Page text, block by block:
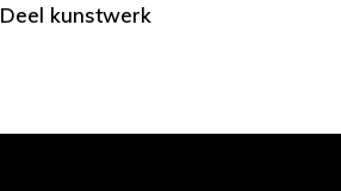
Deel kunstwerk